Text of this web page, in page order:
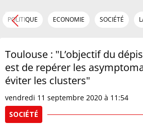
POLITIQUE ECONOMIE SOCIÉTÉ
Toulouse : "L’objectif du
est de repérer les
éviter les clusters"
vendredi 11 septembre 2020 à 11:54
SOCIÉTÉ